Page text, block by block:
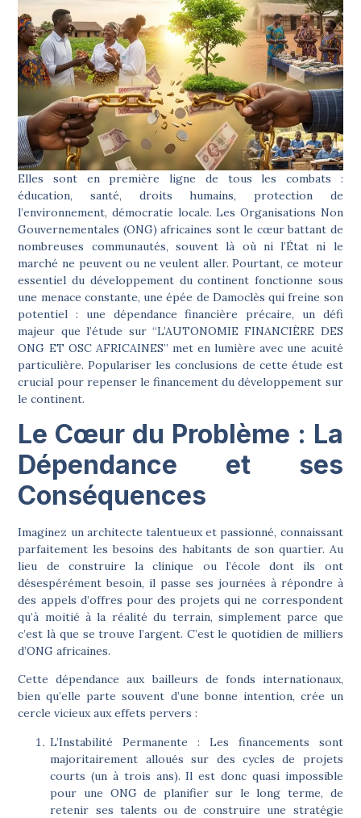
Elles sont en première ligne de tous les combats :
éducation, santé, droits humains, protection de
l’environnement, démocratie locale. Les Organisations Non
Gouvernementales (ONG) africaines sont le cœur battant de
nombreuses communautés, souvent là où ni l’État ni le
marché ne peuvent ou ne veulent aller. Pourtant, ce moteur
essentiel du développement du continent fonctionne sous
une menace constante, une épée de Damoclès qui freine son
potentiel : une dépendance financière précaire, un défi
majeur que l’étude sur “L’AUTONOMIE FINANCIÈRE DES
ONG ET OSC AFRICAINES” met en lumière avec une acuité
particulière. Populariser les conclusions de cette étude est
crucial pour repenser le financement du développement sur
le continent.
Le Cœur du Problème : La
Dépendance et ses
Conséquences
Imaginez un architecte talentueux et passionné, connaissant
parfaitement les besoins des habitants de son quartier. Au
lieu de construire la clinique ou l’école dont ils ont
désespérément besoin, il passe ses journées à répondre à
des appels d’offres pour des projets qui ne correspondent
qu’à moitié à la réalité du terrain, simplement parce que
c’est là que se trouve l’argent. C’est le quotidien de milliers
d’ONG africaines.
Cette dépendance aux bailleurs de fonds internationaux,
bien qu’elle parte souvent d’une bonne intention, crée un
cercle vicieux aux effets pervers :
L’Instabilité Permanente : Les financements sont
majoritairement alloués sur des cycles de projets
courts (un à trois ans). Il est donc quasi impossible
pour une ONG de planifier sur le long terme, de
retenir ses talents ou de construire une stratégie